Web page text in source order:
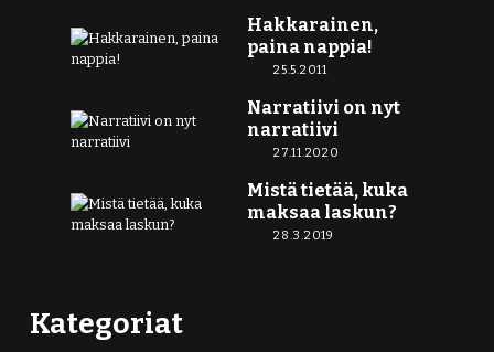
Hakkarainen,
paina nappia!
25.5.2011
Narratiivi on nyt
narratiivi
27.11.2020
Mistä tietää, kuka
maksaa laskun?
28.3.2019
Kategoriat